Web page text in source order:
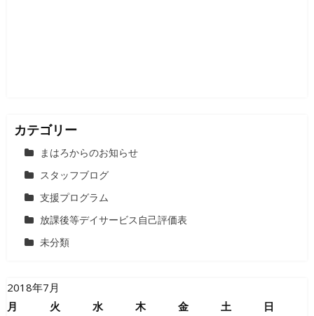
カテゴリー
まはろからのお知らせ
スタッフブログ
支援プログラム
放課後等デイサービス自己評価表
未分類
2018年7月
月
火 水 木 金 土 日